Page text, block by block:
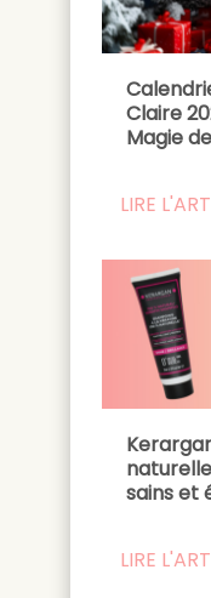
Claire
Magie
LIRE
sains et
LIRE